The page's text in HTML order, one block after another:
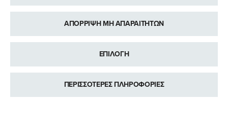
ΑΠΟΡΡΙΨΗ ΜΗ ΑΠΑΡΑΙΤΗΤΩΝ
ΕΠΙΛΟΓΗ
ΠΕΡΙΣΣΟΤΕΡΕΣ ΠΛΗΡΟΦΟΡΙΕΣ